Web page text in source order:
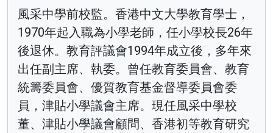
風采中學前校監。香港中文大學教育學士，
1970年起入職為小學老師，任小學校長26年
後退休。教育評議會1994年成立後，多年來
出任副主席、執委。曾任教育委員會、教育
統籌委員會、優質教育基金督導委員會委
員，津貼小學議會主席。現任風采中學校
董、津貼小學議會顧問、香港初等教育研究